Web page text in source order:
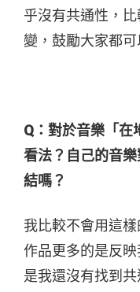
乎沒有共通性，
變，鼓勵大家都可
Q：對於音樂「在
看法？自己的音
結嗎？
我比較不會用這
作品更多的是反
是我還沒有找到